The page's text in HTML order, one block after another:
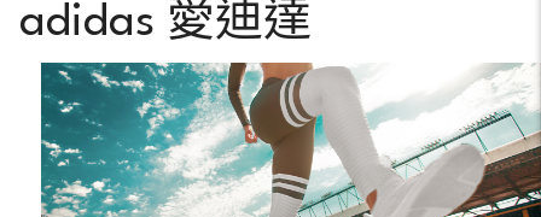
adidas 愛迪達